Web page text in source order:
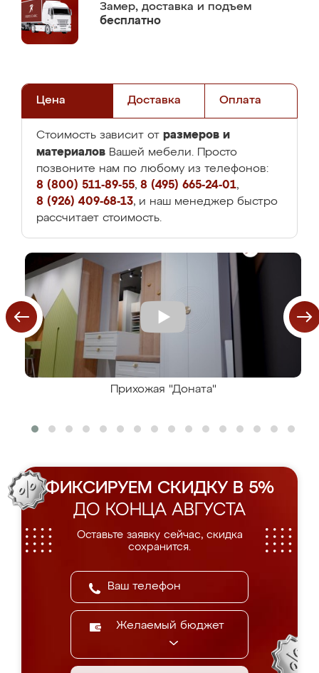
Замер, доставка и подъем
бесплатно
Цена Доставка Оплата
Стоимость зависит от размеров и
материалов Вашей мебели. Просто
позвоните нам по любому из телефонов:
8 (800) 511-89-55, 8 (495) 665-24-01,
8 (926) 409-68-13, и наш менеджер быстро
рассчитает стоимость.
Прихожая "Доната"
ФИКСИРУЕМ СКИДКУ В 5%
ДО КОНЦА АВГУСТА
Оставьте заявку сейчас, скидка
сохранится.
Желаемый бюджет